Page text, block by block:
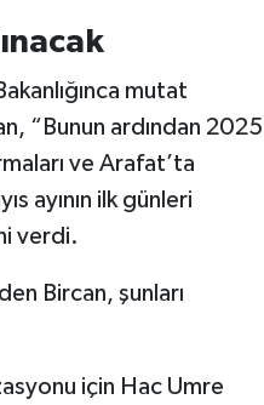
mutat
“Bunun ardından 2025
ve Arafat’ta
ayının ilk günleri
verdi.
Bircan, şunları
için Hac Umre